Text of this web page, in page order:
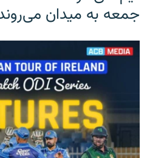
جمعه به میدان